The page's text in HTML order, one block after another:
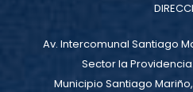
Av. Intercomunal Santiago
Sector la
Municipio Santiago